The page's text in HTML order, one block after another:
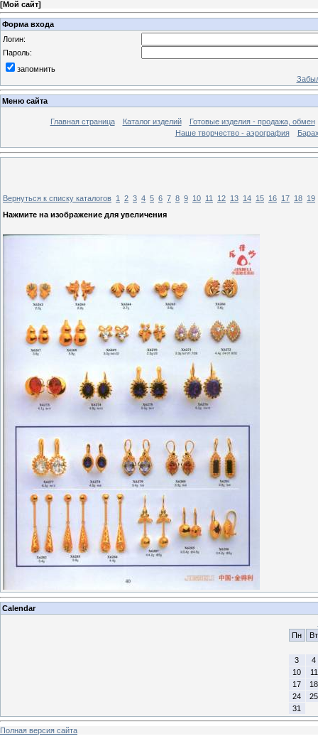
[Мой сайт]
Форма входа
Логин:
Пароль:
запомнить
Меню сайта
Главная страница Каталог изделий
Готовые изделия - продажа, обмен
Наше творчество - аэрография
Вернуться к списку каталогов 1 2 3 4 5 6 7 8 9 10 11 12 13 14 15 16 17 18 19
Нажмите на изображение для увеличения
Calendar
Пн
Вт
3
4
10
11
17
18
24
25
31
Полная версия сайта